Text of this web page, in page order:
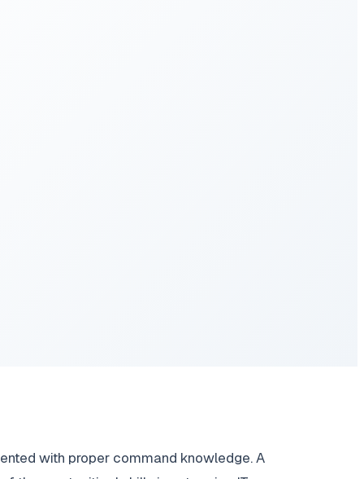
with proper command knowledge. A